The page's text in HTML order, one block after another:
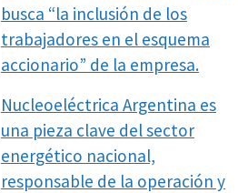
busca “la inclusión de los
trabajadores en el esquema
accionario” de la empresa.
Nucleoeléctrica Argentina es
una pieza clave del sector
energético nacional,
responsable de la operación y